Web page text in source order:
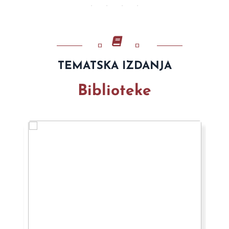
TEMATSKA IZDANJA
Biblioteke